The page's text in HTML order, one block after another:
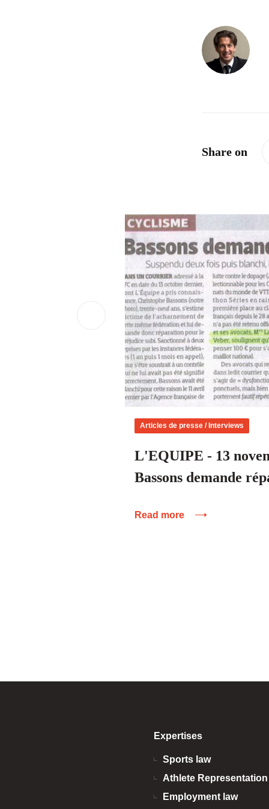
Share on
Articles de presse / Interviews
L'EQUIPE - 13
Bassons demande
Read more
Expertises
Sports law
Athlete
Employment law